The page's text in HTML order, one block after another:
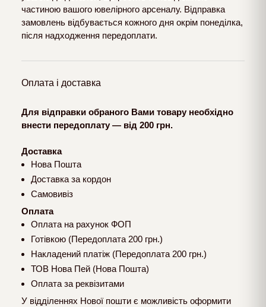
частиною вашого ювелірного арсеналу. Відправка
замовлень відбувається кожного дня окрім понеділка,
після надходження передоплати.
Оплата і доставка
Для відправки обраного Вами товару необхідно
внести передоплату — від 200 грн.
Доставка
Нова Пошта
Доставка за кордон
Самовивіз
Оплата
Оплата на рахунок ФОП
Готівкою (Передоплата 200 грн.)
Накладений платіж (Передоплата 200 грн.)
ТОВ Нова Пей (Нова Пошта)
Оплата за реквізитами
У відділеннях Нової пошти є можливість оформити